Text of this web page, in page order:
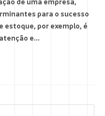
para o sucesso
estoque, por exemplo, é
e…